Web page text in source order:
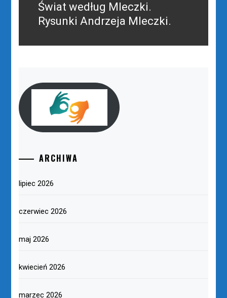
Następny
post:
Świat według Mleczki.
Rysunki Andrzeja Mleczki.
ARCHIWA
lipiec 2026
czerwiec 2026
maj 2026
kwiecień 2026
marzec 2026